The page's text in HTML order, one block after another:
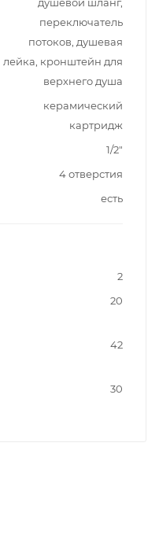
переключатель
потоков, душевая
лейка, кронштейн для
верхнего душа
керамический
картридж
1/2"
4 отверстия
есть
2
20
42
30